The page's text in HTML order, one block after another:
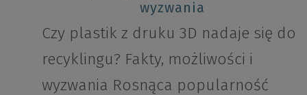
wyzwania
Czy plastik z druku 3D nadaje się do
recyklingu? Fakty, możliwości i
wyzwania Rosnąca popularność